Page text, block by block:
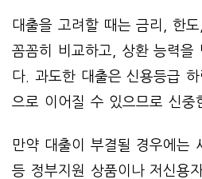
대출을 고려할 때는 금리, 한
꼼꼼히 비교하고, 상환 능력을
다. 과도한 대출은 신용등급
으로 이어질 수 있으므로 신중
만약 대출이 부결될 경우에는
등 정부지원 상품이나 저신용